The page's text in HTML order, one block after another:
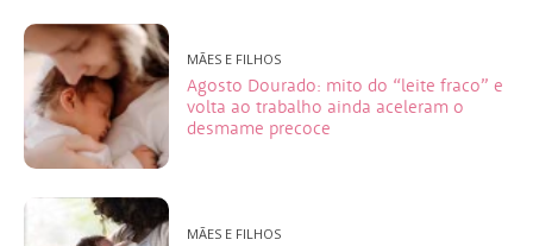
MÃES E FILHOS
Agosto Dourado: mito do “leite fraco” e
volta ao trabalho ainda aceleram o
desmame precoce
MÃES E FILHOS